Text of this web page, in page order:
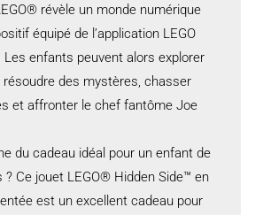
révèle un monde numérique
équipé de l’application LEGO
Les enfants peuvent alors explorer
résoudre des mystères, chasser
et affronter le chef fantôme Joe
du cadeau idéal pour un enfant de
? Ce jouet LEGO® Hidden Side™ en
est un excellent cadeau pour